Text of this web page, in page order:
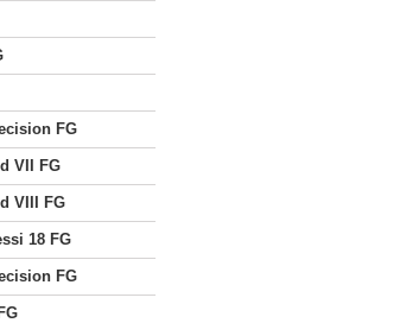
FG
VII FG
VIII FG
18 FG
FG